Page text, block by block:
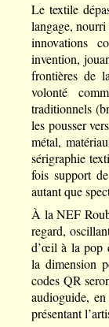
Le textile
langage,
innovations
invention,
frontières de
volonté
traditionnels
les pousser
métal,
sérigraphie
fois support
autant que
À la NEF
regard,
d’œil à la pop
la dimension
codes QR
audioguide,
présentant